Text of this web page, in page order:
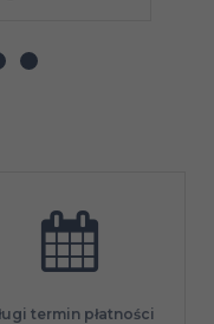
termin płatności